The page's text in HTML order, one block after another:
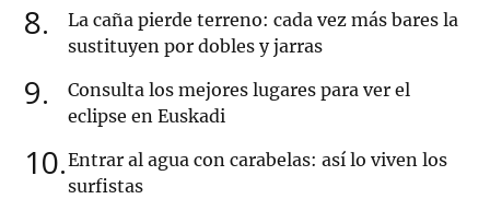
8
La caña pierde terreno: cada vez más bares la
sustituyen por dobles y jarras
9
Consulta los mejores lugares para ver el
eclipse en Euskadi
10 Entrar al agua con carabelas: así lo viven los
surfistas